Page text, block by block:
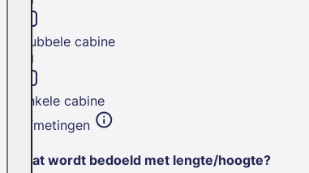
Dubbele cabine
Enkele cabine
Afmetingen
Wat wordt bedoeld met lengte/hoogte?